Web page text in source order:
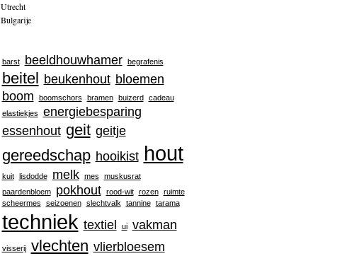
Utrecht
Bulgarije
barst beeldhouwhamer begrafenis
beitel beukenhout bloemen
boom
boomschors bramen buizerd
cadeau
elastiekjes
energiebesparing
essenhout geit geitje
gereedschap hooikist hout
kuit lisdodde melk mes
muskusrat
paardenbloem
pokhout rood-wit rozen
ruimte
scheermes
seizoenen slechtvalk tannine tarama
techniek textiel ui vakman
visserij vlechten vlierbloesem